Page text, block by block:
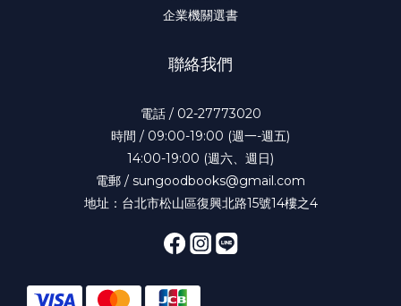
企業機關選書
聯絡我們
電話 / 02-27773020
時間 / 09:00-19:00 (週一-週五)
14:00-19:00 (週六、週日)
電郵 / sungoodbooks@gmail.com
地址：台北市松山區復興北路15號14樓之4